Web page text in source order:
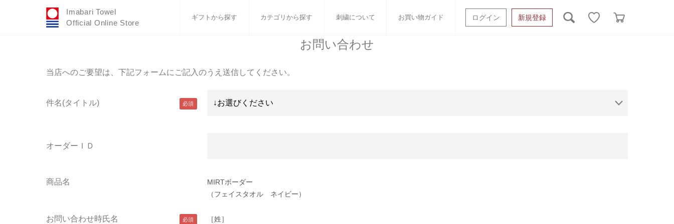
Imabari Towel
Official Online Store
ギフトから探す カテゴリから探す 刺繍について お買い物ガイド ログイン 新規登録
バスグッズ タオル雑貨
お問い合わせ
当店へのご要望は、下記フォームにご記入のうえ送信してください。
件名(タイトル)
オーダーＩＤ
商品名
MIRTボーダー
（フェイスタオル ネイビー）
お問い合わせ時氏名 ［姓］